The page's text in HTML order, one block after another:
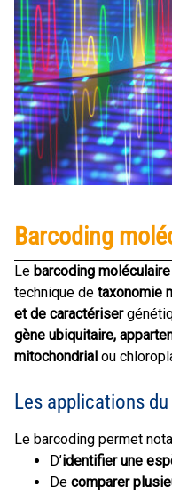
Barcoding
Le barcoding moléculaire
technique de taxonomie
et de caractériser
gène ubiquitaire,
mitochondrial ou
Les applications
Le barcoding permet
D’identifier une
De comparer